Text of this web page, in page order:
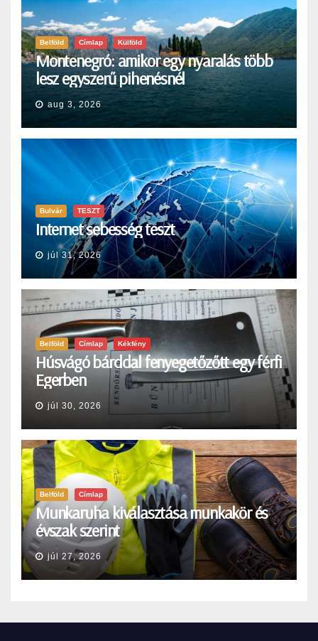
Belföld Címlap Külföld
Montenegró: amikor egy nyaralás több
lesz egyszerű pihenésnél
aug 3, 2026
Bulvár TESZT
Internet sebesség teszt
júl 31, 2026
Belföld Címlap Kékfény
Húsvágó bárddal fenyegetőzőtt egy férfi
Egerben
júl 30, 2026
Belföld Címlap
Munkaruha kiválasztása munkakör és
évszak szerint
júl 27, 2026